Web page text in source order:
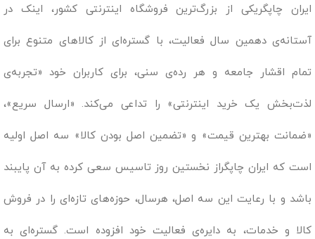
ایران چاپگریکی از بزرگ‌ترین فروشگاه اینترنتی کشور، اینک در
آستانه‌ی دهمین سال فعالیت، با گستره‌ای از کالاهای متنوع برای
تمام اقشار جامعه و هر رده‌ی سنی، برای کاربران خود «تجربه‌ی
لذت‌بخش یک خرید اینترنتی» را تداعی می‌کند. «ارسال سریع»،
«ضمانت بهترین قیمت» و «تضمین اصل بودن کالا» سه اصل اولیه
است که ایران چاپگراز نخستین روز تاسیس سعی کرده به آن پایبند
باشد و با رعایت این سه اصل، هرسال، حوزه‌های تازه‌ای را در فروش
کالا و خدمات، به دایره‌ی فعالیت خود افزوده است. گستره‌ای به